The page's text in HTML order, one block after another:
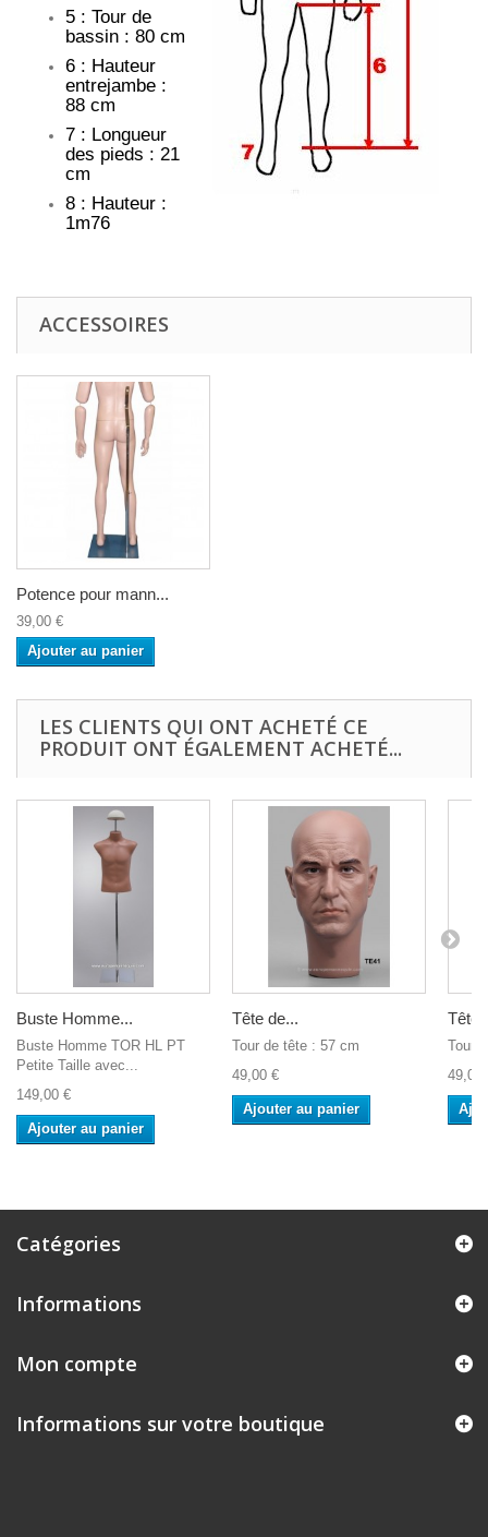
5 : Tour de
bassin : 80 cm
6 : Hauteur
entrejambe :
88 cm
7 : Longueur
des pieds : 21
cm
8 : Hauteur :
1m76
ACCESSOIRES
Potence pour mann...
39,00 €
Ajouter au panier
LES CLIENTS QUI ONT ACHETÉ CE
PRODUIT ONT ÉGALEMENT ACHETÉ...
Buste Homme...
Buste Homme TOR HL PT
Petite Taille avec...
149,00 €
Ajouter au panier
Tête de...
Tour de tête : 57 cm
49,00 €
Ajouter au panier
Tête
Tour
49,00
Catégories
Informations
Mon compte
Informations sur votre boutique